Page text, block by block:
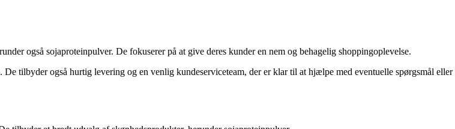
også sojaproteinpulver. De fokuserer på at give deres kunder en nem og behagelig shoppingoplevelse.
tilbyder også hurtig levering og en venlig kundeserviceteam, der er klar til at hjælpe med eventuelle spørgsmål eller